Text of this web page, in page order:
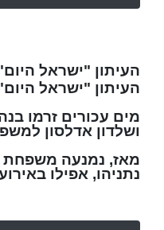
העיתון "ישראל היום"
העיתון "ישראל
מים עכורים זרמו
ושלדון אדלסון
מאז, נמנעה משפחת
נתניהו, אפילו